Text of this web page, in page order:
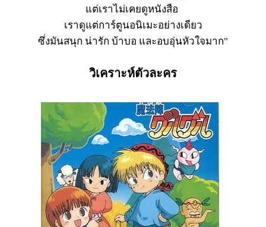
แต่เราไม่เคยดูหนังสือ
เราดูแต่การ์ตูนอนิเมะอย่างเดียว
ซึ่งมันสนุก น่ารัก บ้าบอ และอบอุ่นหัวใจมาก"
วิเคราะห์ตัวละคร